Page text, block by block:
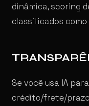
dinâmica, scoring
classificados
Se você usa IA
crédito/frete/